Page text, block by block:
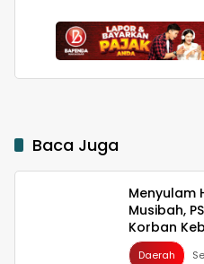
Baca Juga
Menyulam
Musibah,
Korban
Daerah